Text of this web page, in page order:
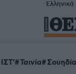
Ελληνικά
Ταινία Σουηδία